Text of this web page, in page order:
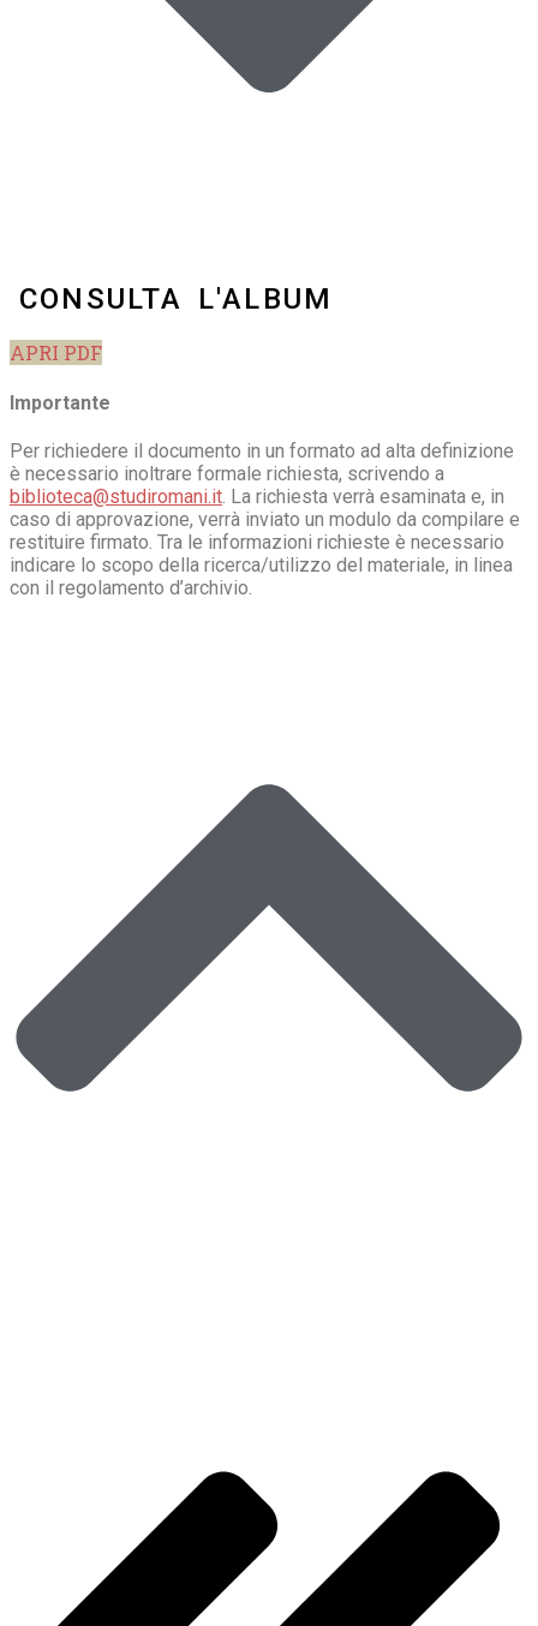
CONSULTA L'ALBUM
APRI PDF
Importante
Per richiedere il documento in un formato ad alta definizione
è necessario inoltrare formale richiesta, scrivendo a
biblioteca@studiromani.it. La richiesta verrà esaminata e, in
caso di approvazione, verrà inviato un modulo da compilare e
restituire firmato. Tra le informazioni richieste è necessario
indicare lo scopo della ricerca/utilizzo del materiale, in linea
con il regolamento d’archivio.